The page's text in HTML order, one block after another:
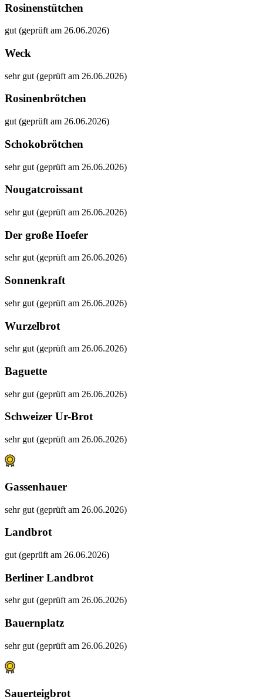
Rosinenstütchen
gut (geprüft am 26.06.2026)
Weck
sehr gut (geprüft am 26.06.2026)
Rosinenbrötchen
gut (geprüft am 26.06.2026)
Schokobrötchen
sehr gut (geprüft am 26.06.2026)
Nougatcroissant
sehr gut (geprüft am 26.06.2026)
Der große Hoefer
sehr gut (geprüft am 26.06.2026)
Sonnenkraft
sehr gut (geprüft am 26.06.2026)
Wurzelbrot
sehr gut (geprüft am 26.06.2026)
Baguette
sehr gut (geprüft am 26.06.2026)
Schweizer Ur-Brot
sehr gut (geprüft am 26.06.2026)
Gassenhauer
sehr gut (geprüft am 26.06.2026)
Landbrot
gut (geprüft am 26.06.2026)
Berliner Landbrot
sehr gut (geprüft am 26.06.2026)
Bauernplatz
sehr gut (geprüft am 26.06.2026)
Sauerteigbrot